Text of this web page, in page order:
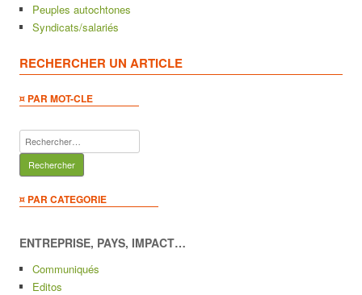
Peuples autochtones
Syndicats/salariés
RECHERCHER UN ARTICLE
¤ PAR MOT-CLE
Rechercher :
¤ PAR CATEGORIE
ENTREPRISE, PAYS, IMPACT…
Communiqués
Editos